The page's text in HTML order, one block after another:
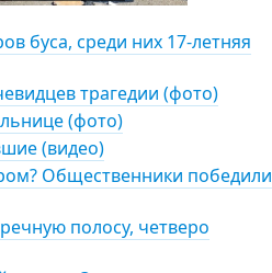
буса, среди них 17-летняя
трагедии (фото)
(фото)
(видео)
Общественники победили
полосу, четверо